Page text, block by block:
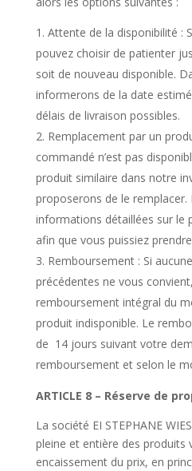
Attente de la disponibilité :
pouvez choisir de patienter
soit de nouveau disponible.
informerons de la date
délais de livraison possibles.
Remplacement par un
commandé n’est pas
produit similaire dans notre
proposerons de le
informations détaillées sur le
afin que vous puissiez
Remboursement : Si
précédentes ne vous
remboursement intégral du
produit indisponible. Le
de 14 jours suivant votre
remboursement et selon le
ARTICLE 8 – Réserve de
La société EI STEPHANE
pleine et entière des produits
encaissement du prix, en